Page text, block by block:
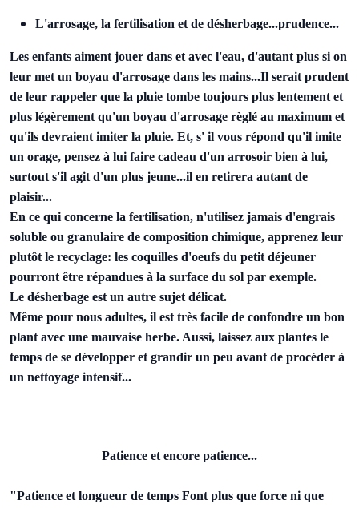
L'arrosage, la fertilisation et de désherbage...prudence...
Les enfants aiment jouer dans et avec l'eau, d'autant plus si on
leur met un boyau d'arrosage dans les mains...Il serait prudent
de leur rappeler que la pluie tombe toujours plus lentement et
plus légèrement qu'un boyau d'arrosage règlé au maximum et
qu'ils devraient imiter la pluie. Et, s' il vous répond qu'il imite
un orage, pensez à lui faire cadeau d'un arrosoir bien à lui,
surtout s'il agit d'un plus jeune...il en retirera autant de
plaisir...
En ce qui concerne la fertilisation, n'utilisez jamais d'engrais
soluble ou granulaire de composition chimique, apprenez leur
plutôt le recyclage: les coquilles d'oeufs du petit déjeuner
pourront être répandues à la surface du sol par exemple.
Le désherbage est un autre sujet délicat.
Même pour nous adultes, il est très facile de confondre un bon
plant avec une mauvaise herbe. Aussi, laissez aux plantes le
temps de se développer et grandir un peu avant de procéder à
un nettoyage intensif...
Patience et encore patience...
"Patience et longueur de temps Font plus que force ni que